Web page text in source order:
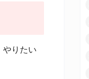
やりたい